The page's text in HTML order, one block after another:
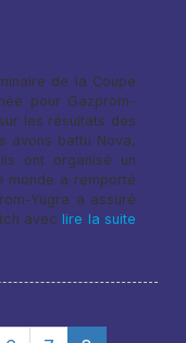
de la Coupe
pour Gazprom-
les résultats des
avons battu Nova,
ont organisé un
monde a remporté
Yugra a assuré
avec lire la suite